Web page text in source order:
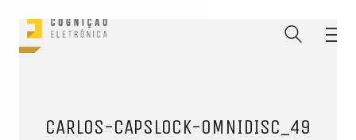
CARLOS-CAPSLOCK-OMNIDISC_49